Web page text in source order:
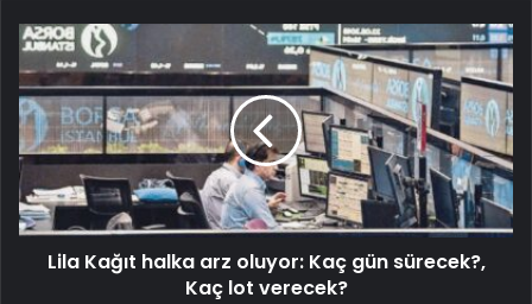
Lila Kağıt halka arz oluyor: Kaç gün sürecek?,
Kaç lot verecek?